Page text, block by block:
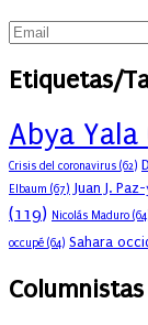
Etiquetas/
Abya Yala
Crisis del coronavirus (62)
Elbaum (67) Juan J.
(119) Nicolás Maduro
occupé (64) Sahara
Columnistas